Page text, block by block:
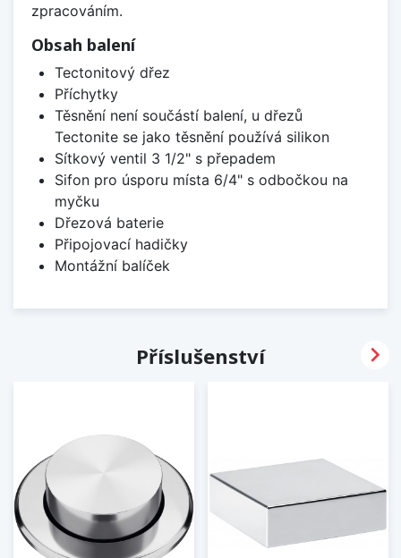
zpracováním.
Obsah balení
Tectonitový dřez
Příchytky
Těsnění není součástí balení, u dřezů
Tectonite se jako těsnění používá silikon
Sítkový ventil 3 1/2" s přepadem
Sifon pro úsporu místa 6/4" s odbočkou na
myčku
Dřezová baterie
Připojovací hadičky
Montážní balíček
Příslušenství 